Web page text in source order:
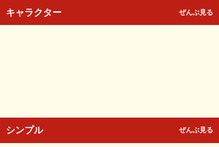
キャラクター ぜんぶ見る
シンプル ぜんぶ見る